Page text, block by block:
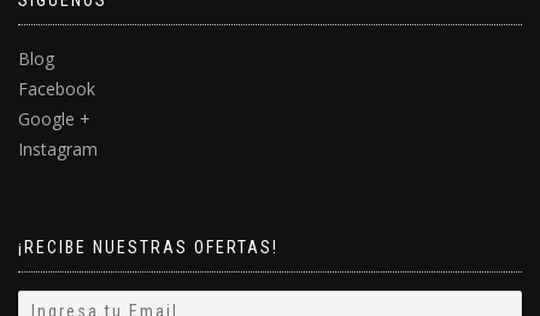
Blog
Facebook
Google +
Instagram
¡RECIBE NUESTRAS OFERTAS!